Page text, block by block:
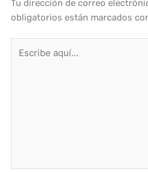
Tu dirección de correo
obligatorios están marcados
aquí...